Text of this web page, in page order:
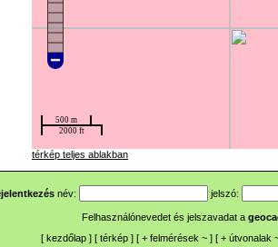
térkép teljes ablakban
név: jelszó:
Felhasználónevedet és jelszavadat a
[ kezdőlap ] [ térkép ] [ + felmérések ~ ] [ + útvonalak